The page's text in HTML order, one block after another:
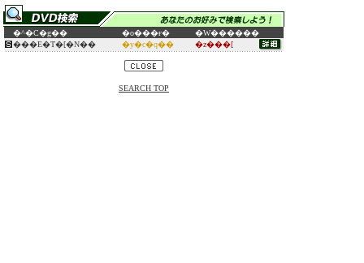
�^�C�g�� �o���ғ�
�W������
���E�T�[�N��
�y�c�q�� �z���[
SEARCH TOP